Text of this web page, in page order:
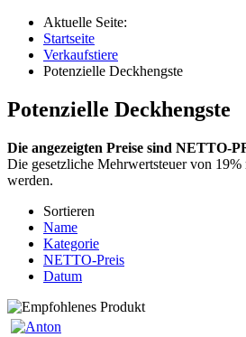
Aktuelle Seite:
Startseite
Verkaufstiere
Po­ten­zi­elle Deckhengste
Po­ten­zi­elle Deckhengste
Die angezeigten Preise sind NETTO-
Die gesetzliche Mehrwertsteuer von 19%
werden.
Sortieren
Name
Kategorie
NETTO-Preis
Datum